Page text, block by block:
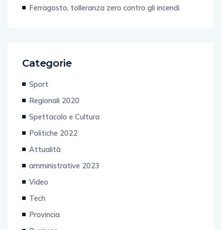
Ferragosto, tolleranza zero contro gli incendi
Categorie
Sport
Regionali 2020
Spettacolo e Cultura
Politiche 2022
Attualità
amministrative 2023
Video
Tech
Provincia